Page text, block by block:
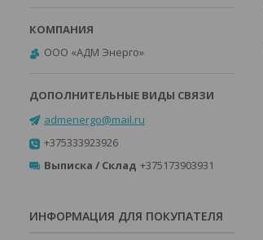
ООО «АДМ Энерго»
admenergo@mail.ru
+375333923926
Выписка / Склад +375173903931
ИНФОРМАЦИЯ ДЛЯ ПОКУПАТЕЛЯ